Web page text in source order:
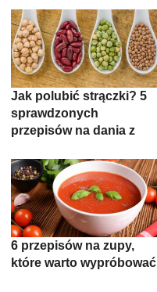
Jak polubić strączki? 5
sprawdzonych
przepisów na dania z
6 przepisów na zupy,
które warto wypróbować